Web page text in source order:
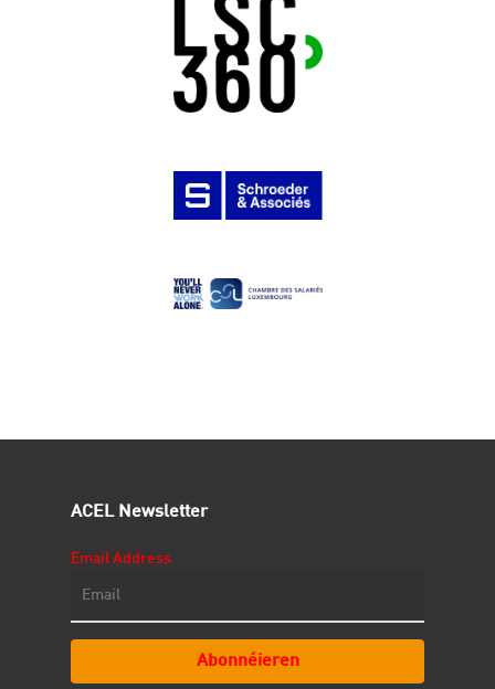
ACEL Newsletter
Email Address
Abonnéieren